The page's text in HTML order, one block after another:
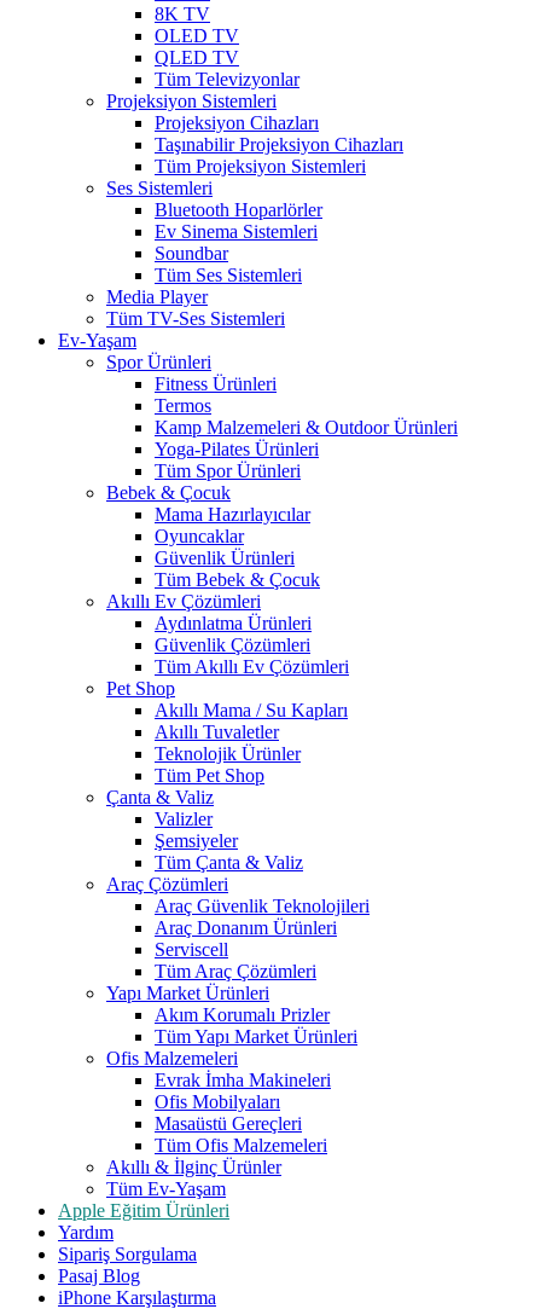
8K TV
OLED TV
QLED TV
Tüm Televizyonlar
Projeksiyon Sistemleri
Projeksiyon Cihazları
Taşınabilir Projeksiyon Cihazları
Tüm Projeksiyon Sistemleri
Ses Sistemleri
Bluetooth Hoparlörler
Ev Sinema Sistemleri
Soundbar
Tüm Ses Sistemleri
Media Player
Tüm TV-Ses Sistemleri
Ev-Yaşam
Spor Ürünleri
Fitness Ürünleri
Termos
Kamp Malzemeleri & Outdoor Ürünleri
Yoga-Pilates Ürünleri
Tüm Spor Ürünleri
Bebek & Çocuk
Mama Hazırlayıcılar
Oyuncaklar
Güvenlik Ürünleri
Tüm Bebek & Çocuk
Akıllı Ev Çözümleri
Aydınlatma Ürünleri
Güvenlik Çözümleri
Tüm Akıllı Ev Çözümleri
Pet Shop
Akıllı Mama / Su Kapları
Akıllı Tuvaletler
Teknolojik Ürünler
Tüm Pet Shop
Çanta & Valiz
Valizler
Şemsiyeler
Tüm Çanta & Valiz
Araç Çözümleri
Araç Güvenlik Teknolojileri
Araç Donanım Ürünleri
Serviscell
Tüm Araç Çözümleri
Yapı Market Ürünleri
Akım Korumalı Prizler
Tüm Yapı Market Ürünleri
Ofis Malzemeleri
Evrak İmha Makineleri
Ofis Mobilyaları
Masaüstü Gereçleri
Tüm Ofis Malzemeleri
Akıllı & İlginç Ürünler
Tüm Ev-Yaşam
Apple Eğitim Ürünleri
Yardım
Sipariş Sorgulama
Pasaj Blog
iPhone Karşılaştırma